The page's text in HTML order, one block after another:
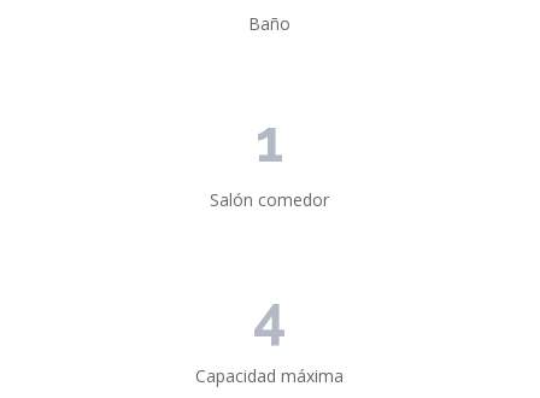
Baño
1
Salón comedor
4
Capacidad máxima